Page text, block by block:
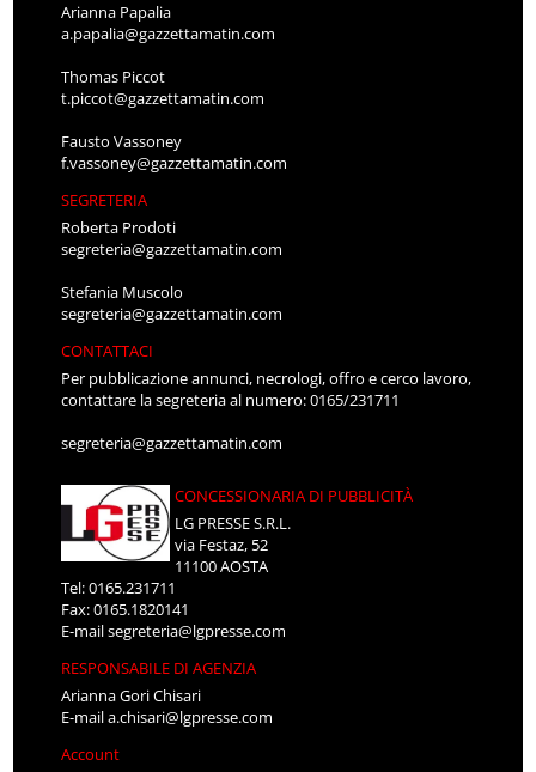
Arianna Papalia
a.papalia@gazzettamatin.com
Thomas Piccot
t.piccot@gazzettamatin.com
Fausto Vassoney
f.vassoney@gazzettamatin.com
SEGRETERIA
Roberta Prodoti
segreteria@gazzettamatin.com
Stefania Muscolo
segreteria@gazzettamatin.com
CONTATTACI
Per pubblicazione annunci, necrologi, offro e cerco lavoro,
contattare la segreteria al numero: 0165/231711
segreteria@gazzettamatin.com
CONCESSIONARIA DI PUBBLICITÀ
LG PRESSE S.R.L.
via Festaz, 52
11100 AOSTA
Tel: 0165.231711
Fax: 0165.1820141
E-mailsegreteria@lgpresse.com
RESPONSABILE DI AGENZIA
Arianna Gori Chisari
E-maila.chisari@lgpresse.com
Account